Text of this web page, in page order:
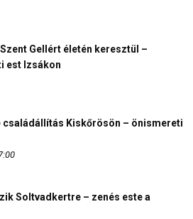
Gellért életén keresztül –
est Izsákon
Kiskőrösön – önismereti
Soltvadkertre – zenés este a